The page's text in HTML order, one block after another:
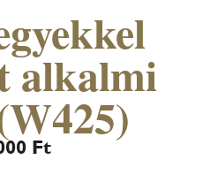
alkalmi
Ft